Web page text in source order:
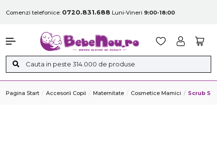
Comenzi telefonice: 0720.831.688 Luni-Vineri 9:00-18:00
Pagina Start Accesorii Copii Maternitate Cosmetice Mamici Scrub